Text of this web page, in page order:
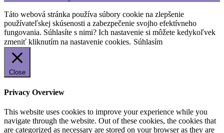
Táto webová stránka používa súbory cookie na zlepšenie
používateľskej skúsenosti a zabezpečenie svojho efektívneho
fungovania. Súhlasíte s nimi? Ich nastavenie si môžete kedykoľvek
zmeniť kliknutím na nastavenie cookies. Súhlasím
Close
Privacy Overview
This website uses cookies to improve your experience while you
navigate through the website. Out of these cookies, the cookies that
are categorized as necessary are stored on your browser as they are